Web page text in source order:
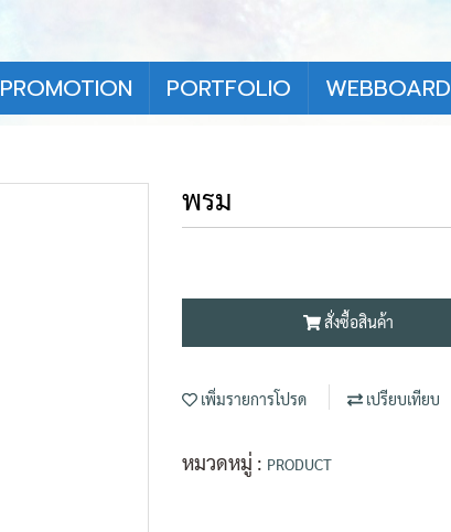
PROMOTION PORTFOLIO WEBBOARD
พรม
สั่งซื้อสินค้า
เพิ่มรายการโปรด เปรียบเทียบ
หมวดหมู่ : PRODUCT